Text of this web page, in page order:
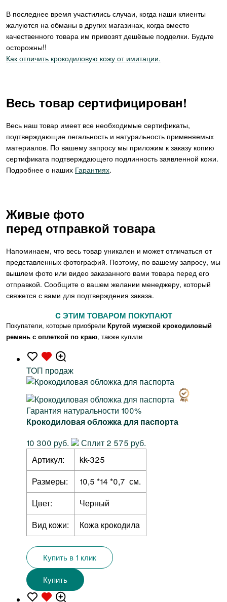
В последнее время участились случаи, когда наши клиенты
жалуются на обманы в других магазинах, когда вместо
качественного товара им привозят дешёвые подделки. Будьте
осторожны!!
Как отличить крокодиловую кожу от имитации.
Весь товар сертифицирован!
Весь наш товар имеет все необходимые сертификаты,
подтверждающие легальность и натуральность применяемых
материалов. По вашему запросу мы приложим к заказу копию
сертификата подтверждающего подлинность заявленной кожи.
Подробнее о наших Гарантиях.
Живые фото
перед отправкой товара
Напоминаем, что весь товар уникален и может отличаться от
представленных фотографий. Поэтому, по вашему запросу, мы
вышлем фото или видео заказанного вами товара перед его
отправкой. Сообщите о вашем желании менеджеру, который
свяжется с вами для подтверждения заказа.
C ЭТИМ ТОВАРОМ ПОКУПАЮТ
Покупатели, которые приобрели Крутой мужской крокодиловый
ремень с оплеткой по краю, также купили
TOП продаж
Гарантия натуральности 100%
Крокодиловая обложка для паспорта
10 300 руб.
Сплит 2 575 руб.
Артикул:
kk-325
Размеры:
10,5 *14 *0,7 см.
Цвет:
Черный
Вид кожи:
Кожа крокодила
Купить в 1 клик
Купить